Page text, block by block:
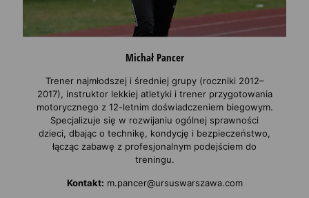
Michał Pancer
Trener najmłodszej i średniej grupy (roczniki 2012–
2017), instruktor lekkiej atletyki i trener przygotowania
motorycznego z 12-letnim doświadczeniem biegowym.
Specjalizuje się w rozwijaniu ogólnej sprawności
dzieci, dbając o technikę, kondycję i bezpieczeństwo,
łącząc zabawę z profesjonalnym podejściem do
treningu.
Kontakt: m.pancer@ursuswarszawa.com